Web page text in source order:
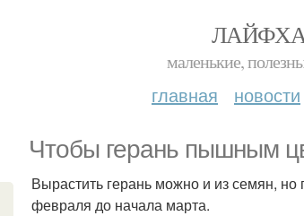
маленькие,
главная новости
Чтобы герань пышным
Вырастить герань можно и из семян, но
февраля до начала марта.